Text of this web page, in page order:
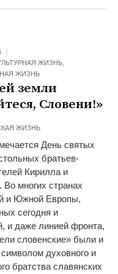
ЖИЗНЬ
ЖИЗНЬ
земли
Словени!»
ЖИЗНЬ
День святых
братьев-
Кирилла и
многих странах
и Южной Европы,
сегодня и
и даже линией фронта,
словенские» были и
духовного и
братства славянских